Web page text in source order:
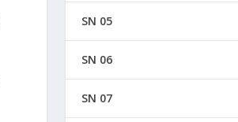
SN 05
SN 06
SN 07